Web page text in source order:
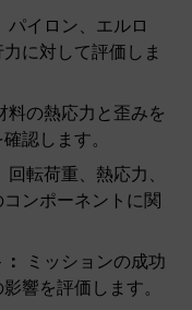
パイロン、エルロ
に対して評価しま
料の熱応力と歪みを
認します。
回転荷重、熱応力、
ンポーネントに関
ミッションの成功
響を評価します。